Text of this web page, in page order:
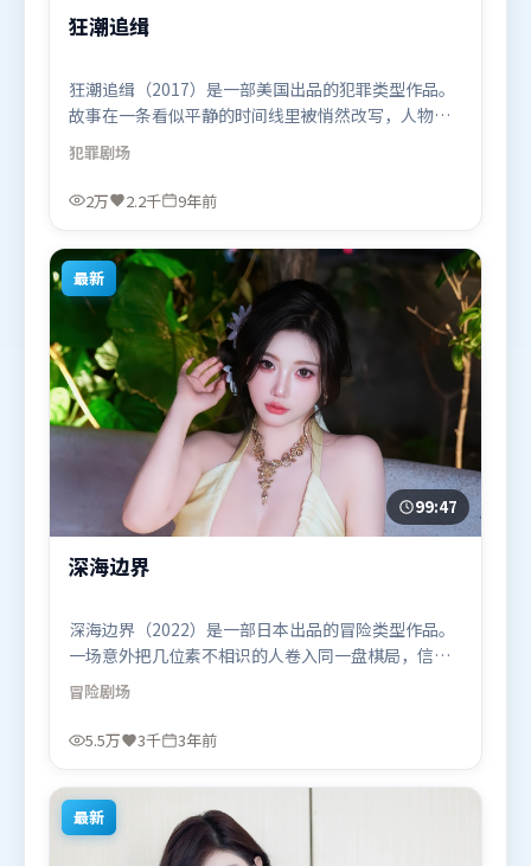
狂潮追缉
狂潮追缉（2017）是一部美国出品的犯罪类型作品。
故事在一条看似平静的时间线里被悄然改写，人物被
迫直面过去与现在的撕裂。高潮段落信息密度高，情
绪释放与主题回扣同时完成。由陈思诚执导，周迅、
黄渤、张家辉，全智贤等联袂出演。影片于2017年3
题材的观众观看。
犯罪剧场
2万 2.2千 9年前
最新
99:47
深海边界
深海边界（2022）是一部日本出品的冒险类型作品。
一场意外把几位素不相识的人卷入同一盘棋局，信任
与背叛交替上演。视听风格统一而富有实验感，配乐
与画面情绪贴合。由朴赞郁执导，全智贤、白宇、刘
亦菲，章子怡、阿米尔·汗、谭卓等联袂出演。影片
合喜欢冒险题材的观众观看。
冒险剧场
5.5万 3千 3年前
最新